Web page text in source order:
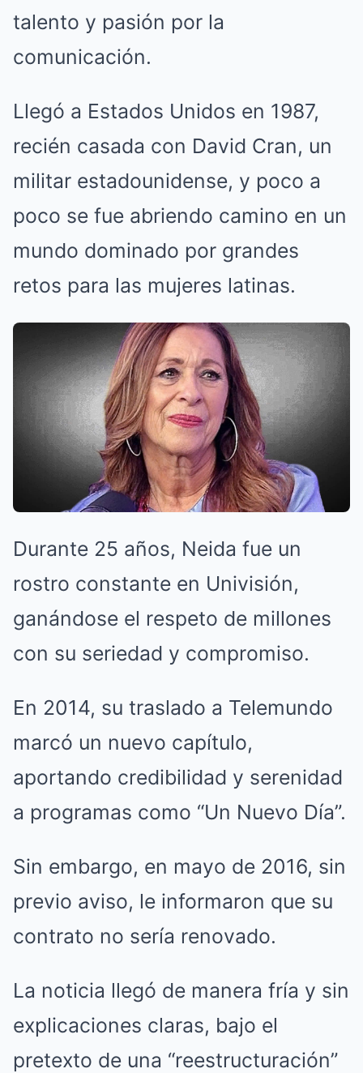
talento y pasión por la
comunicación.
Llegó a Estados Unidos en 1987,
recién casada con David Cran, un
militar estadounidense, y poco a
poco se fue abriendo camino en un
mundo dominado por grandes
retos para las mujeres latinas.
Durante 25 años, Neida fue un
rostro constante en Univisión,
ganándose el respeto de millones
con su seriedad y compromiso.
En 2014, su traslado a Telemundo
marcó un nuevo capítulo,
aportando credibilidad y serenidad
a programas como “Un Nuevo Día”.
Sin embargo, en mayo de 2016, sin
previo aviso, le informaron que su
contrato no sería renovado.
La noticia llegó de manera fría y sin
explicaciones claras, bajo el
pretexto de una “reestructuración”